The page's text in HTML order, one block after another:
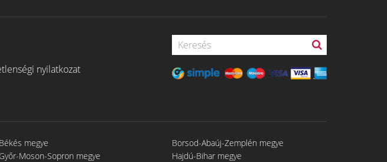
nyilatkozat
Békés megye
Borsod-Abaúj-Zemplén megye
Győr-Moson-Sopron megye
Hajdú-Bihar megye